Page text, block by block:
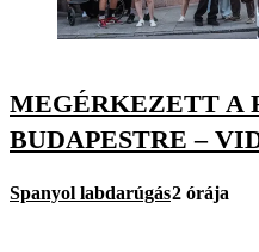
MEGÉRKEZETT A
BUDAPESTRE –
Spanyol labdarúgás2 órája